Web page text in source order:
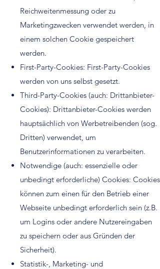
Reichweitenmessung oder zu
Marketingzwecken verwendet werden, in
einem solchen Cookie gespeichert
werden.
First-Party-Cookies: First-Party-Cookies
werden von uns selbst gesetzt.
Third-Party-Cookies (auch: Drittanbieter-
Cookies): Drittanbieter-Cookies werden
hauptsächlich von Werbetreibenden (sog.
Dritten) verwendet, um
Benutzerinformationen zu verarbeiten.
Notwendige (auch: essenzielle oder
unbedingt erforderliche) Cookies: Cookies
können zum einen für den Betrieb einer
Webseite unbedingt erforderlich sein (z.B.
um Logins oder andere Nutzereingaben
zu speichern oder aus Gründen der
Sicherheit).
Statistik-, Marketing- und